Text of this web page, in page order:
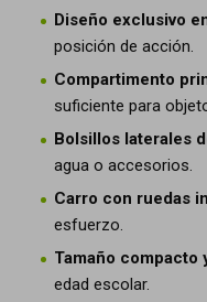
Diseño exclusivo
posición de acción.
Compartimento
suficiente para
Bolsillos laterales
agua o accesorios.
Carro con ruedas
esfuerzo.
Tamaño compacto
edad escolar.